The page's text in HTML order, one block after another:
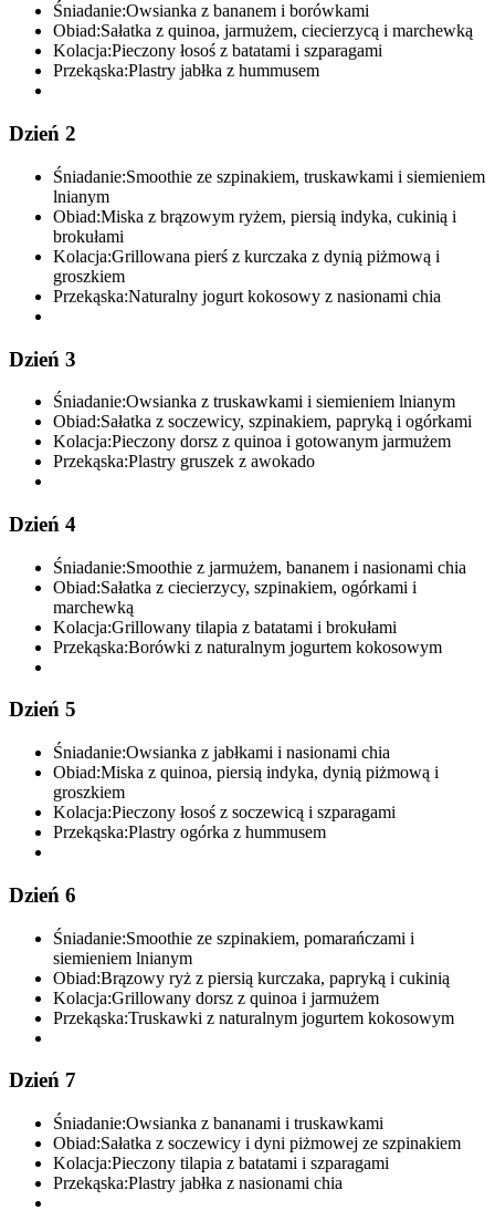
Śniadanie:Owsianka z bananem i borówkami
Obiad:Sałatka z quinoa, jarmużem, ciecierzycą i marchewką
Kolacja:Pieczony łosoś z batatami i szparagami
Przekąska:Plastry jabłka z hummusem
Dzień 2
Śniadanie:Smoothie ze szpinakiem, truskawkami i siemieniem
lnianym
Obiad:Miska z brązowym ryżem, piersią indyka, cukinią i
brokułami
Kolacja:Grillowana pierś z kurczaka z dynią piżmową i
groszkiem
Przekąska:Naturalny jogurt kokosowy z nasionami chia
Dzień 3
Śniadanie:Owsianka z truskawkami i siemieniem lnianym
Obiad:Sałatka z soczewicy, szpinakiem, papryką i ogórkami
Kolacja:Pieczony dorsz z quinoa i gotowanym jarmużem
Przekąska:Plastry gruszek z awokado
Dzień 4
Śniadanie:Smoothie z jarmużem, bananem i nasionami chia
Obiad:Sałatka z ciecierzycy, szpinakiem, ogórkami i
marchewką
Kolacja:Grillowany tilapia z batatami i brokułami
Przekąska:Borówki z naturalnym jogurtem kokosowym
Dzień 5
Śniadanie:Owsianka z jabłkami i nasionami chia
Obiad:Miska z quinoa, piersią indyka, dynią piżmową i
groszkiem
Kolacja:Pieczony łosoś z soczewicą i szparagami
Przekąska:Plastry ogórka z hummusem
Dzień 6
Śniadanie:Smoothie ze szpinakiem, pomarańczami i
siemieniem lnianym
Obiad:Brązowy ryż z piersią kurczaka, papryką i cukinią
Kolacja:Grillowany dorsz z quinoa i jarmużem
Przekąska:Truskawki z naturalnym jogurtem kokosowym
Dzień 7
Śniadanie:Owsianka z bananami i truskawkami
Obiad:Sałatka z soczewicy i dyni piżmowej ze szpinakiem
Kolacja:Pieczony tilapia z batatami i szparagami
Przekąska:Plastry jabłka z nasionami chia